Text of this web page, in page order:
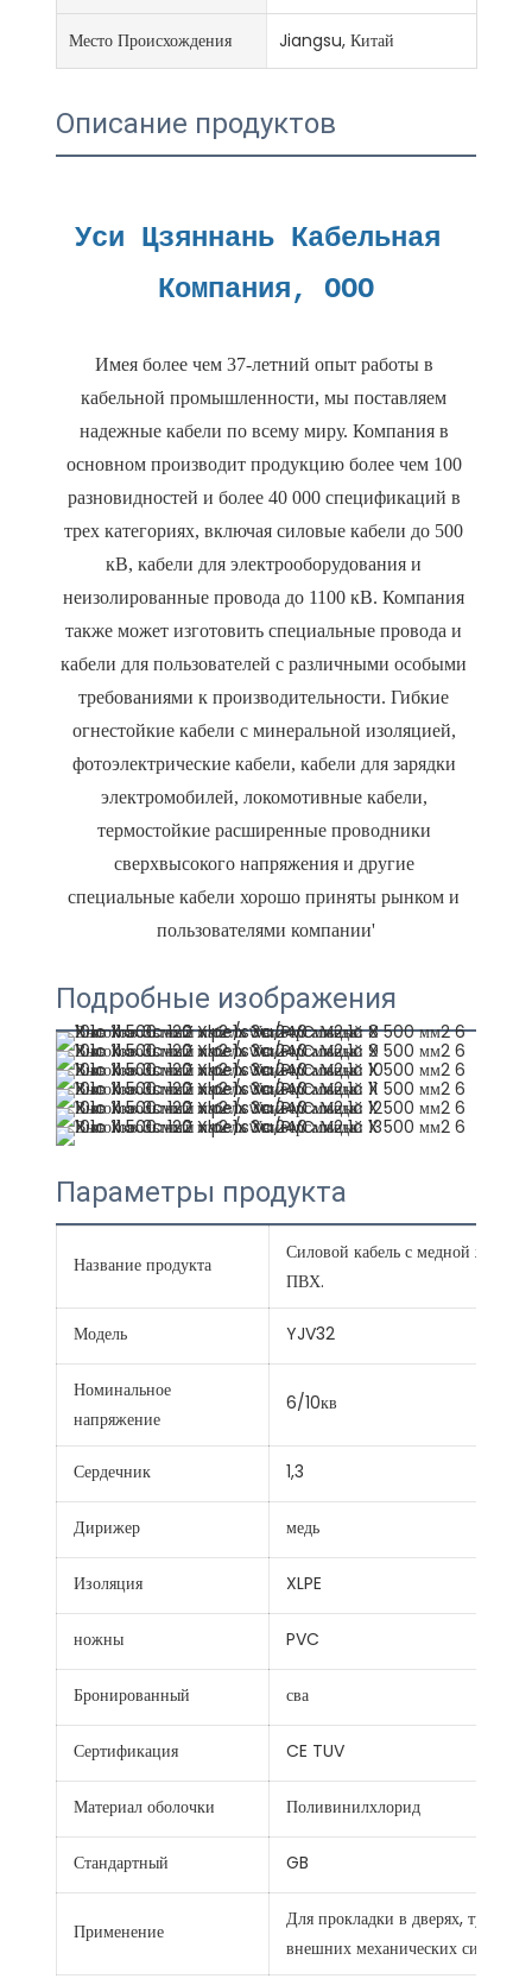
Место Происхождения Jiangsu, Китай
Описание продуктов
Уси Цзяннань Кабельная
Имея более чем 37-летний опыт работы в
кабельной промышленности, мы поставляем
надежные кабели по всему миру. Компания в
основном производит продукцию более чем 100
разновидностей и более 40 000 спецификаций в
трех категориях, включая силовые кабели до 500
кВ, кабели для электрооборудования и
неизолированные провода до 1100 кВ. Компания
также может изготовить специальные провода и
кабели для пользователей с различными особыми
требованиями к производительности. Гибкие
огнестойкие кабели с минеральной изоляцией,
фотоэлектрические кабели, кабели для зарядки
электромобилей, локомотивные кабели,
термостойкие расширенные проводники
сверхвысокого напряжения и другие
специальные кабели хорошо приняты рынком и
Подробные изображения
Параметры продукта
Название продукта
Силовой кабель с медной
ПВХ.
Модель YJV32
Номинальное
напряжение
6/10кв
Сердечник 1,3
Дирижер медь
Изоляция XLPE
ножны PVC
Бронированный сва
Сертификация CE TUV
Материал оболочки Поливинилхлорид
Стандартный GB
Применение
Для прокладки в дверях,
внешних механических сил.